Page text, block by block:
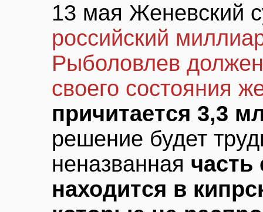
13 мая Женевский
российский
Рыболовлев
своего состояния
причитается 3,3
решение будет
неназванная часть
находится в